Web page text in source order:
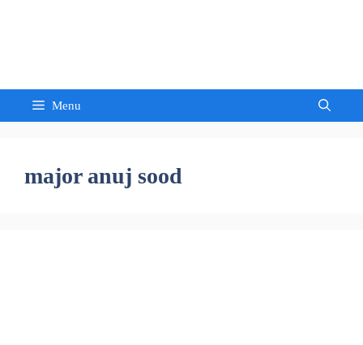
Menu
major anuj sood